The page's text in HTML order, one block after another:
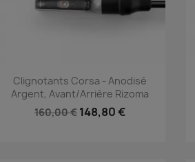
Aperçu rapide
Clignotants Corsa - Anodisé
Argent, Avant/Arrière Rizoma
160,00 € 148,80 €